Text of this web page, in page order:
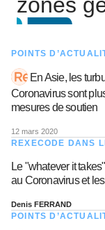
POINTS
En Asie, les
Coronavirus sont
mesures de soutien
12 mars 2020
REXECODE DANS
Le "whatever it
au Coronavirus et
Denis FERRAND
POINTS